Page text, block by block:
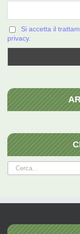
Si accetta il
privacy.
Cerca
per: